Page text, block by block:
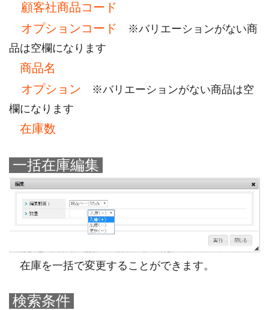
顧客社商品コード
オプションコード
※バリエーションがない商
品は空欄になります
商品名
オプション
※バリエーションがない商品は空
欄になります
在庫数
一括在庫編集
在庫を一括で変更することができます。
検索条件